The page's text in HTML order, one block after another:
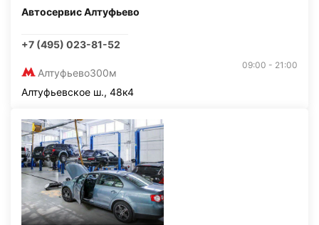
Автосервис Алтуфьево
+7 (495) 023-81-52
Алтуфьево300м
09:00 - 21:00
Алтуфьевское ш., 48к4